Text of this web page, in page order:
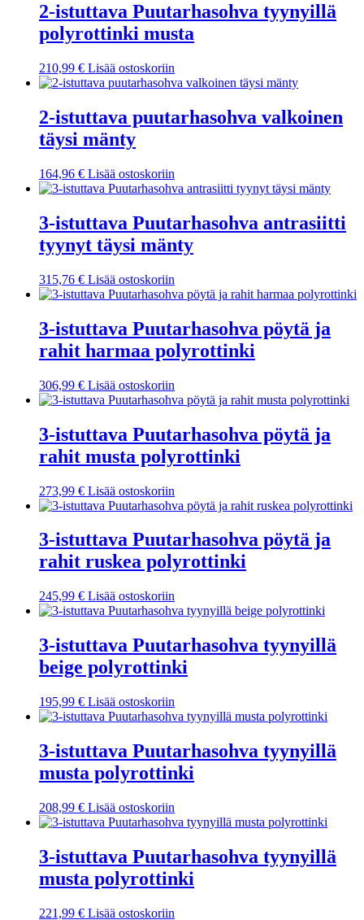
2-istuttava Puutarhasohva tyynyillä
polyrottinki musta
210,99 € Lisää ostoskoriin
2-istuttava puutarhasohva valkoinen
täysi mänty
164,96 € Lisää ostoskoriin
3-istuttava Puutarhasohva antrasiitti
tyynyt täysi mänty
315,76 € Lisää ostoskoriin
3-istuttava Puutarhasohva pöytä ja
rahit harmaa polyrottinki
306,99 € Lisää ostoskoriin
3-istuttava Puutarhasohva pöytä ja
rahit musta polyrottinki
273,99 € Lisää ostoskoriin
3-istuttava Puutarhasohva pöytä ja
rahit ruskea polyrottinki
245,99 € Lisää ostoskoriin
3-istuttava Puutarhasohva tyynyillä
beige polyrottinki
195,99 € Lisää ostoskoriin
3-istuttava Puutarhasohva tyynyillä
musta polyrottinki
208,99 € Lisää ostoskoriin
3-istuttava Puutarhasohva tyynyillä
musta polyrottinki
221,99 € Lisää ostoskoriin